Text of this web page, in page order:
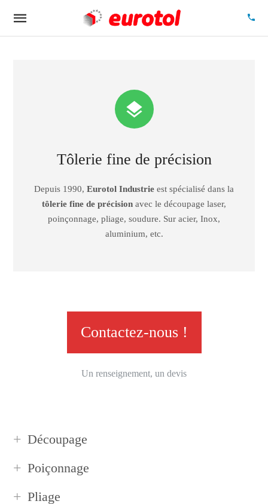
Tôlerie fine de précision
Depuis 1990, Eurotol Industrie est spécialisé dans la
tôlerie fine de précision avec le découpage laser,
poinçonnage, pliage, soudure. Sur acier, Inox,
aluminium, etc.
Contactez-nous !
Un renseignement, un devis
Découpage
Poiçonnage
Pliage